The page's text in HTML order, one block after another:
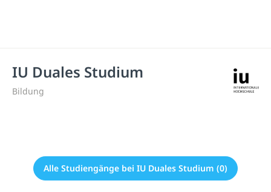
IU Duales Studium
Bildung
Alle Studiengänge bei IU Duales Studium (0)